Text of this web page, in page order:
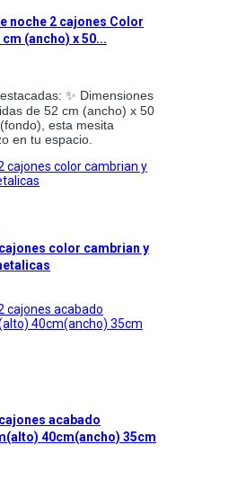
noche 2 cajones Color
(ancho) x 50...
✨ Dimensiones
de 52 cm (ancho) x 50
esta mesita
en tu espacio.
color cambrian y
acabado
40cm(ancho) 35cm